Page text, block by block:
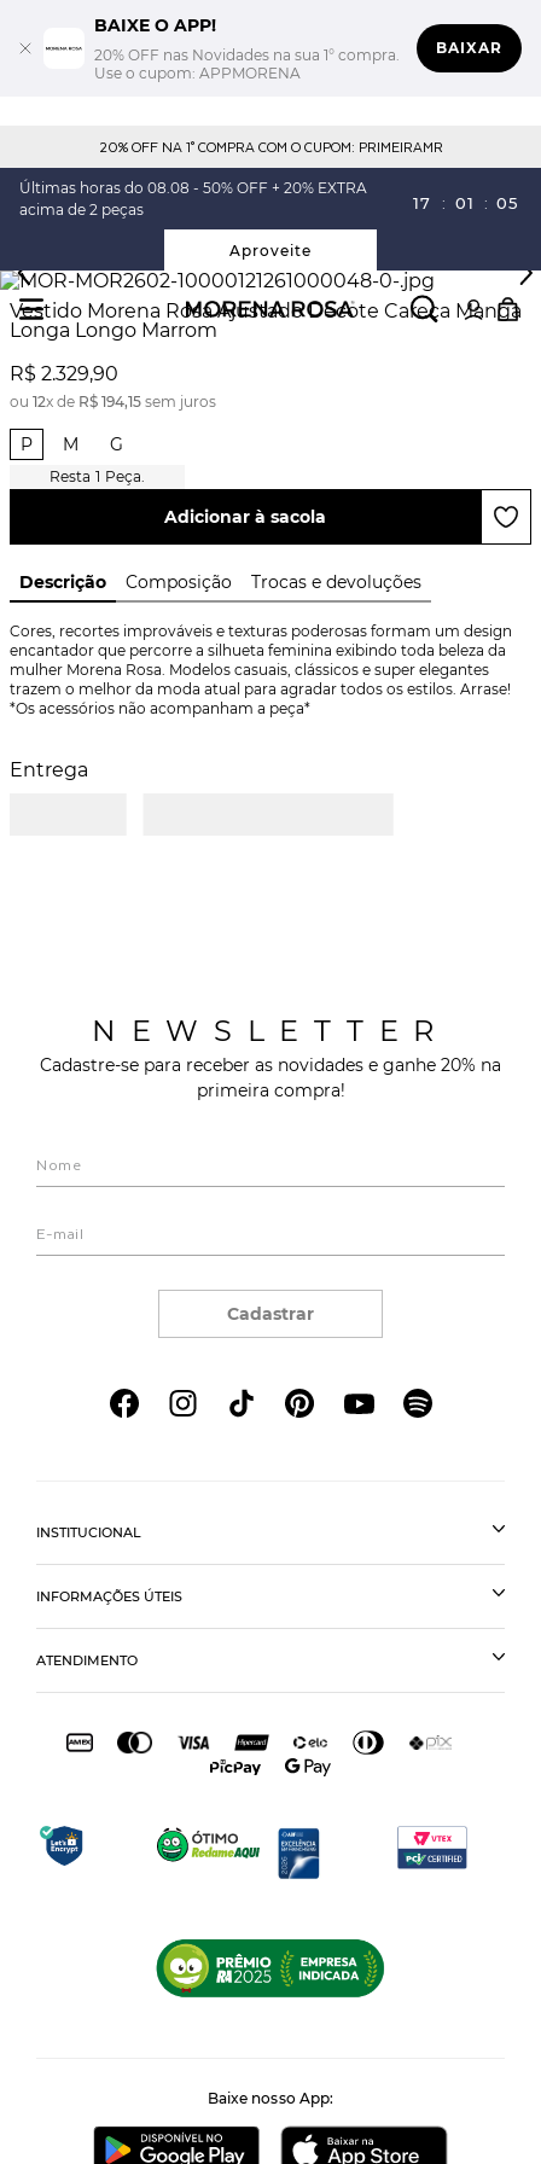
BAIXE O APP!
20% OFF nas Novidades na sua 1° compra.
Use o cupom: APPMORENA
BAIXAR
20% OFF NA 1° COMPRA COM O CUPOM: PRIMEIRAMR
Últimas horas do 08.08 - 50% OFF + 20% EXTRA
acima de 2 peças
17 : 01 : 04
Aproveite
Vestido Morena Rosa Ajustado Decote Careca Manga
Longa Longo Marrom
R$ 2.329,90
ou 12x de R$ 194,15 sem juros
P M G
1 Peça.
Adicionar à sacola
Descrição Composição Trocas e devoluções
Cores, recortes improváveis e texturas poderosas formam um design
encantador que percorre a silhueta feminina exibindo toda beleza da
mulher Morena Rosa. Modelos casuais, clássicos e super elegantes
trazem o melhor da moda atual para agradar todos os estilos. Arrase!
*Os acessórios não acompanham a peça*
Entrega
NEWSLETTER
Cadastre-se para receber as novidades e ganhe 20% na
primeira compra!
Cadastrar
INSTITUCIONAL
INFORMAÇÕES ÚTEIS
ATENDIMENTO
Baixe nosso App: